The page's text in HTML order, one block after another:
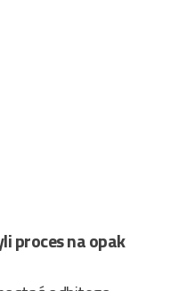
proces na opak